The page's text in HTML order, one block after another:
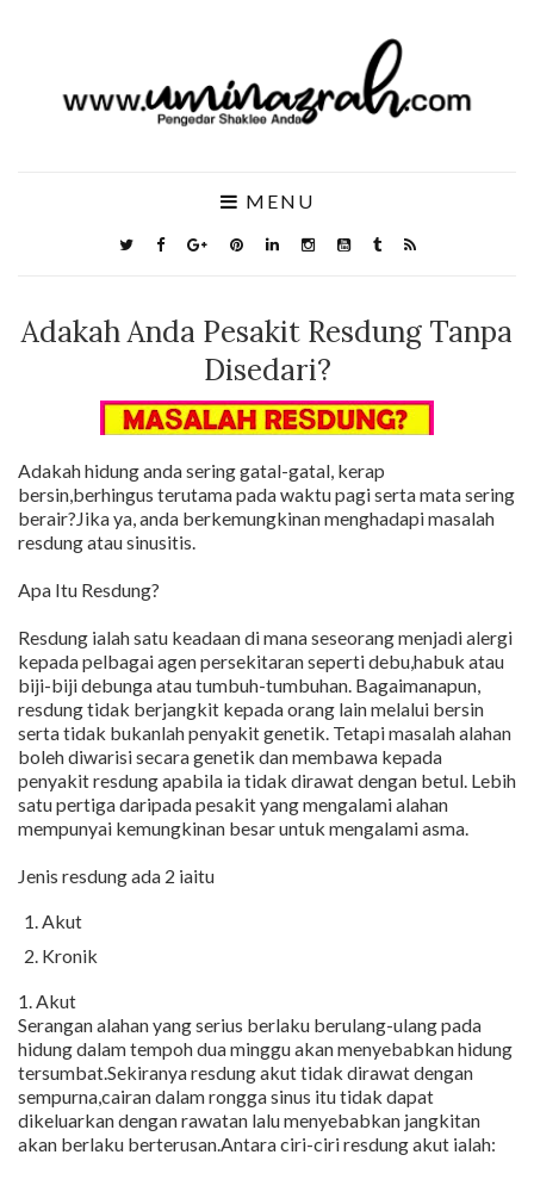
MENU
Adakah Anda Pesakit Resdung Tanpa
Disedari?
Adakah hidung anda sering gatal-gatal, kerap
bersin,berhingus terutama pada waktu pagi serta mata sering
berair?Jika ya, anda berkemungkinan menghadapi masalah
resdung atau sinusitis.
Apa Itu Resdung?
Resdung ialah satu keadaan di mana seseorang menjadi alergi
kepada pelbagai agen persekitaran seperti debu,habuk atau
biji-biji debunga atau tumbuh-tumbuhan. Bagaimanapun,
resdung tidak berjangkit kepada orang lain melalui bersin
serta tidak bukanlah penyakit genetik. Tetapi masalah alahan
boleh diwarisi secara genetik dan membawa kepada
penyakit resdung apabila ia tidak dirawat dengan betul. Lebih
satu pertiga daripada pesakit yang mengalami alahan
mempunyai kemungkinan besar untuk mengalami asma.
Jenis resdung ada 2 iaitu
Akut
Kronik
1. Akut
Serangan alahan yang serius berlaku berulang-ulang pada
hidung dalam tempoh dua minggu akan menyebabkan hidung
tersumbat.Sekiranya resdung akut tidak dirawat dengan
sempurna,cairan dalam rongga sinus itu tidak dapat
dikeluarkan dengan rawatan lalu menyebabkan jangkitan
akan berlaku berterusan.Antara ciri-ciri resdung akut ialah: